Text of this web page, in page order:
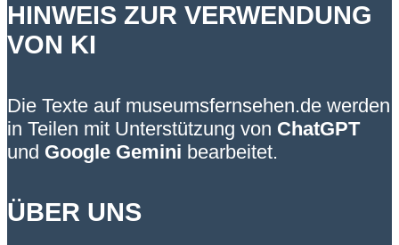
HINWEIS ZUR VERWENDUNG
VON KI
Die Texte auf museumsfernsehen.de werden
in Teilen mit Unterstützung von ChatGPT
und Google Gemini bearbeitet.
ÜBER UNS